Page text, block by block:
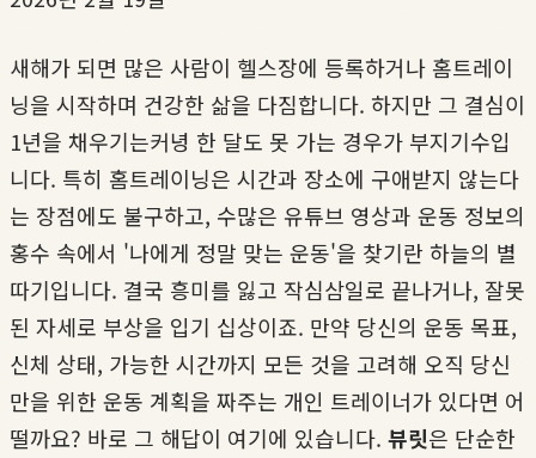
새해가 되면 많은 사람이 헬스장에 등록하거나 홈트레이
닝을 시작하며 건강한 삶을 다짐합니다. 하지만 그 결심이
1년을 채우기는커녕 한 달도 못 가는 경우가 부지기수입
니다. 특히 홈트레이닝은 시간과 장소에 구애받지 않는다
는 장점에도 불구하고, 수많은 유튜브 영상과 운동 정보의
홍수 속에서 '나에게 정말 맞는 운동'을 찾기란 하늘의 별
따기입니다. 결국 흥미를 잃고 작심삼일로 끝나거나, 잘못
된 자세로 부상을 입기 십상이죠. 만약 당신의 운동 목표,
신체 상태, 가능한 시간까지 모든 것을 고려해 오직 당신
만을 위한 운동 계획을 짜주는 개인 트레이너가 있다면 어
떨까요? 바로 그 해답이 여기에 있습니다. 뷰릿은 단순한